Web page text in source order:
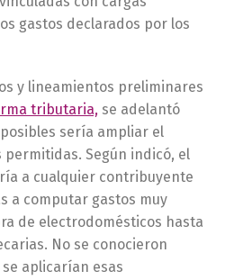
gastos declarados por los
y lineamientos preliminares
tributaria, se adelantó
sería ampliar el
Según indicó, el
a cualquier contribuyente
a computar gastos muy
de electrodomésticos hasta
No se conocieron
aplicarían esas